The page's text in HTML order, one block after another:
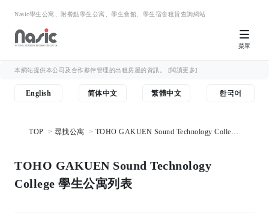
Nasic學生公寓、附餐點學生公寓、學生會館、學生宿舍租賃查詢網站
菜單
本網站提供本公司及合作夥伴管理的出租房屋的資訊。 [閱讀更多]
English 简体中文 繁體中文 한국어
TOP 尋找公寓
TOHO GAKUEN Sound Technology College
TOHO GAKUEN Sound Technology
College 學生公寓列表